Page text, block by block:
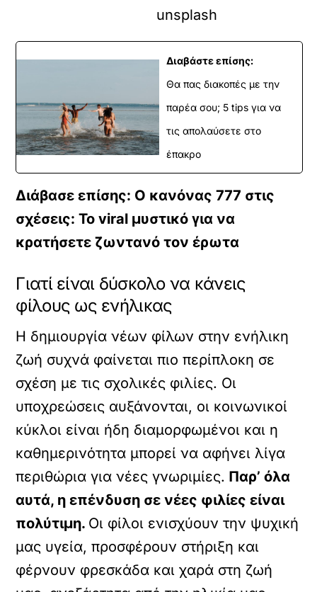
unsplash
Διαβάστε επίσης:
Θα πας διακοπές με την
παρέα σου; 5 tips για να
τις απολαύσετε στο
έπακρο
Διάβασε επίσης: Ο κανόνας 777 στις
σχέσεις: Το viral μυστικό για να
κρατήσετε ζωντανό τον έρωτα
Γιατί είναι δύσκολο να κάνεις
φίλους ως ενήλικας
Η δημιουργία νέων φίλων στην ενήλικη
ζωή συχνά φαίνεται πιο περίπλοκη σε
σχέση με τις σχολικές φιλίες. Οι
υποχρεώσεις αυξάνονται, οι κοινωνικοί
κύκλοι είναι ήδη διαμορφωμένοι και η
καθημερινότητα μπορεί να αφήνει λίγα
περιθώρια για νέες γνωριμίες. Παρ’ όλα
αυτά, η επένδυση σε νέες φιλίες είναι
πολύτιμη. Οι φίλοι ενισχύουν την ψυχική
μας υγεία, προσφέρουν στήριξη και
φέρνουν φρεσκάδα και χαρά στη ζωή